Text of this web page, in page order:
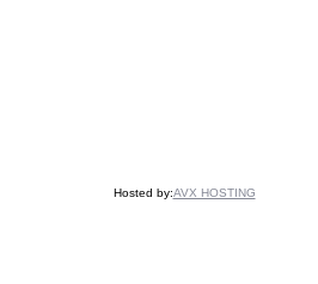
Hosted by:AVX HOSTING